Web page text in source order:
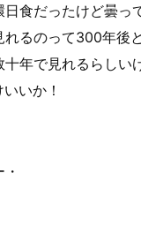
食だったけど曇っ
れるのって300年後
十年で見れるらし
いか！